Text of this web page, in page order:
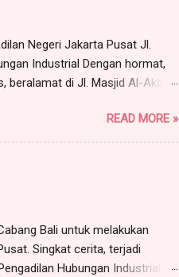
Negeri Jakarta Pusat Jl.
Industrial Dengan hormat,
beralamat di Jl. Masjid Al-Akbar
bertindak untuk dan atas nama
x, Jakarta Barat , p ekerjaan
s elanjutnya disebut
SEKOLAH NUSANTARA,...
READ MORE »
Bali untuk melakukan
Singkat cerita, terjadi
Hubungan Industrial